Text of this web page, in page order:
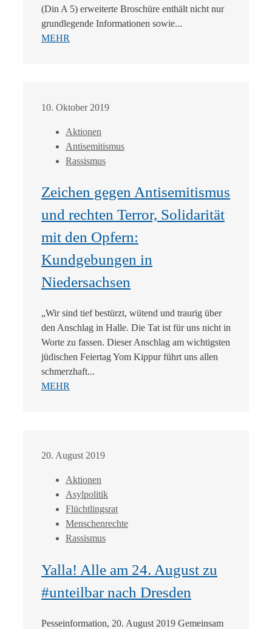
(Din A 5) erweiterte Broschüre enthält nicht nur
grundlegende Informationen sowie...
MEHR
10. Oktober 2019
Aktionen
Antisemitismus
Rassismus
Zeichen gegen Antisemitismus
und rechten Terror, Solidarität
mit den Opfern:
Kundgebungen in
Niedersachsen
„Wir sind tief bestürzt, wütend und traurig über
den Anschlag in Halle. Die Tat ist für uns nicht in
Worte zu fassen. Dieser Anschlag am wichtigsten
jüdischen Feiertag Yom Kippur führt uns allen
schmerzhaft...
MEHR
20. August 2019
Aktionen
Asylpolitik
Flüchtlingsrat
Menschenrechte
Rassismus
Yalla! Alle am 24. August zu
#unteilbar nach Dresden
Pesseinformation, 20. August 2019 Gemeinsam